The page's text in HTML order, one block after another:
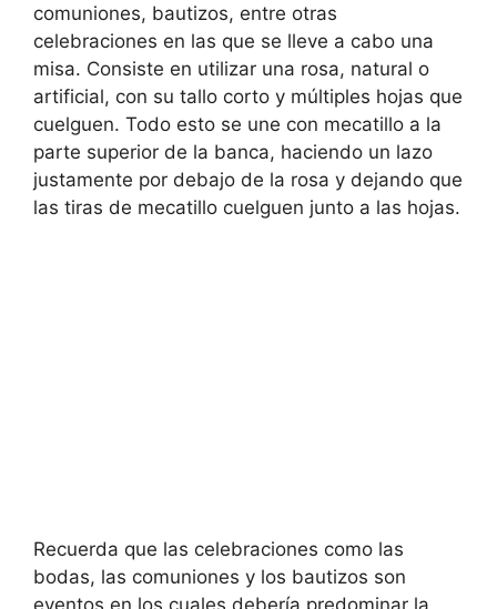
comuniones, bautizos, entre otras
celebraciones en las que se lleve a cabo una
misa. Consiste en utilizar una rosa, natural o
artificial, con su tallo corto y múltiples hojas que
cuelguen. Todo esto se une con mecatillo a la
parte superior de la banca, haciendo un lazo
justamente por debajo de la rosa y dejando que
las tiras de mecatillo cuelguen junto a las hojas.
Recuerda que las celebraciones como las
bodas, las comuniones y los bautizos son